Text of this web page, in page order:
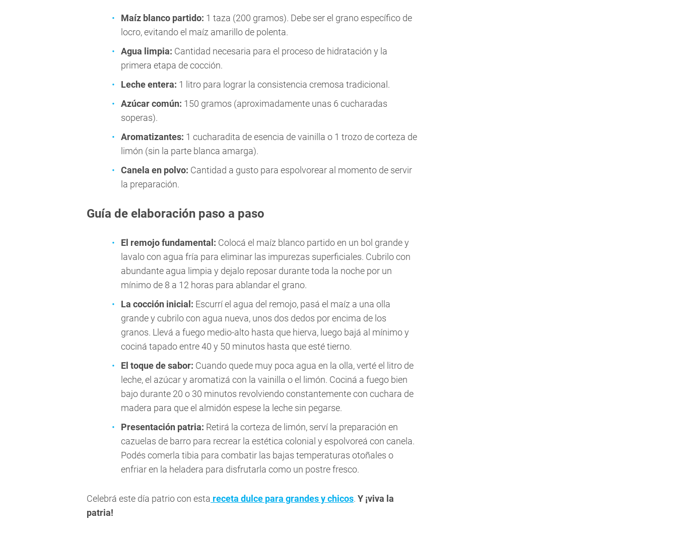
Maíz blanco partido: 1 taza (200 gramos). Debe ser el grano específico de
locro, evitando el maíz amarillo de polenta.
Agua limpia: Cantidad necesaria para el proceso de hidratación y la
primera etapa de cocción.
Leche entera: 1 litro para lograr la consistencia cremosa tradicional.
Azúcar común: 150 gramos (aproximadamente unas 6 cucharadas
soperas).
Aromatizantes: 1 cucharadita de esencia de vainilla o 1 trozo de corteza de
limón (sin la parte blanca amarga).
Canela en polvo: Cantidad a gusto para espolvorear al momento de servir
la preparación.
Guía de elaboración paso a paso
El remojo fundamental: Colocá el maíz blanco partido en un bol grande y
lavalo con agua fría para eliminar las impurezas superficiales. Cubrilo con
abundante agua limpia y dejalo reposar durante toda la noche por un
mínimo de 8 a 12 horas para ablandar el grano.
La cocción inicial: Escurrí el agua del remojo, pasá el maíz a una olla
grande y cubrilo con agua nueva, unos dos dedos por encima de los
granos. Llevá a fuego medio-alto hasta que hierva, luego bajá al mínimo y
cociná tapado entre 40 y 50 minutos hasta que esté tierno.
El toque de sabor: Cuando quede muy poca agua en la olla, verté el litro de
leche, el azúcar y aromatizá con la vainilla o el limón. Cociná a fuego bien
bajo durante 20 o 30 minutos revolviendo constantemente con cuchara de
madera para que el almidón espese la leche sin pegarse.
Presentación patria: Retirá la corteza de limón, serví la preparación en
cazuelas de barro para recrear la estética colonial y espolvoreá con canela.
Podés comerla tibia para combatir las bajas temperaturas otoñales o
enfriar en la heladera para disfrutarla como un postre fresco.
Celebrá este día patrio con esta receta dulce para grandes y chicos. Y ¡viva la
patria!